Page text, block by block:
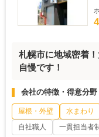
札幌市に地域密着
自慢です！
会社の特徴・得意分野
屋根・外壁 水まわり
自社職人
一貫担当者制